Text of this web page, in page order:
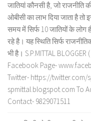
जातियां कौनसी है, जो राजनीति
ओबीसी का लाभ दिया जाता है
समय में सिर्फ 10 जातियों के लोग
रहे है। यह स्थिति सिर्फ
भी है। S.P.MITTAL
Facebook Page-
Twitter- https://twitter.com/
spmittal.blogspot.com To
Contact- 9829071511